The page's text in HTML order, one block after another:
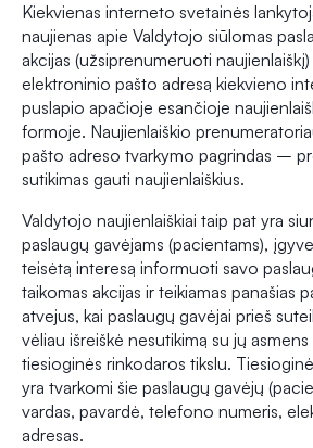
Kiekvienas interneto svetainės
naujienas apie Valdytojo siūlomas
akcijas (užsiprenumeruoti
elektroninio pašto adresą kiekvieno
puslapio apačioje esančioje
formoje. Naujienlaiškio
pašto adreso tvarkymo pagrindas –
sutikimas gauti naujienlaiškius.
Valdytojo naujienlaiškiai taip pat yra
paslaugų gavėjams (pacientams),
teisėtą interesą informuoti savo
taikomas akcijas ir teikiamas panašias
atvejus, kai paslaugų gavėjai prieš
vėliau išreiškė nesutikimą su jų
tiesioginės rinkodaros tikslu.
yra tvarkomi šie paslaugų gavėjų
vardas, pavardė, telefono numeris,
adresas.